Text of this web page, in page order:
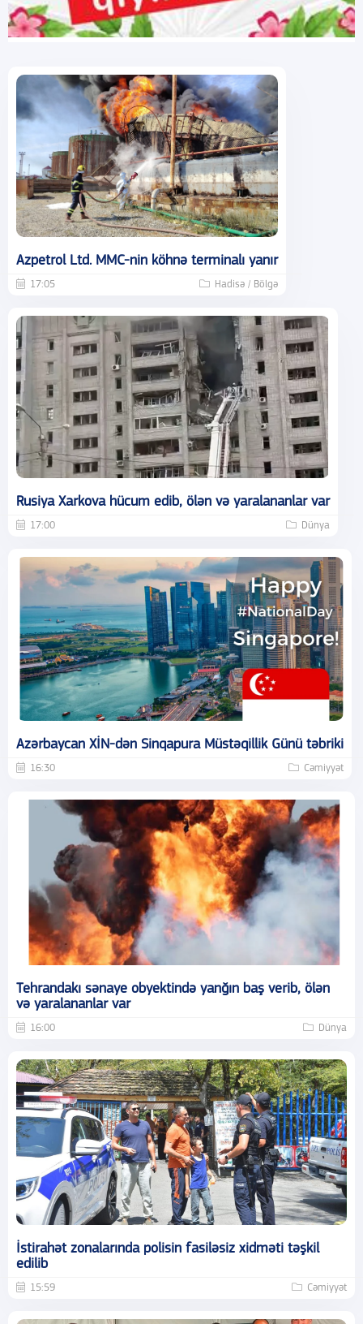
Azpetrol Ltd. MMC-nin köhnə terminalı yanır
17:05 Hadisə / Bölgə
Rusiya Xarkova hücum edib, ölən və yaralananlar var
17:00 Dünya
Azərbaycan XİN-dən Sinqapura Müstəqillik Günü təbriki
16:30 Cəmiyyət
Tehrandakı sənaye obyektində yanğın baş verib, ölən
və yaralananlar var
16:00 Dünya
İstirahət zonalarında polisin fasiləsiz xidməti təşkil
edilib
15:59 Cəmiyyət